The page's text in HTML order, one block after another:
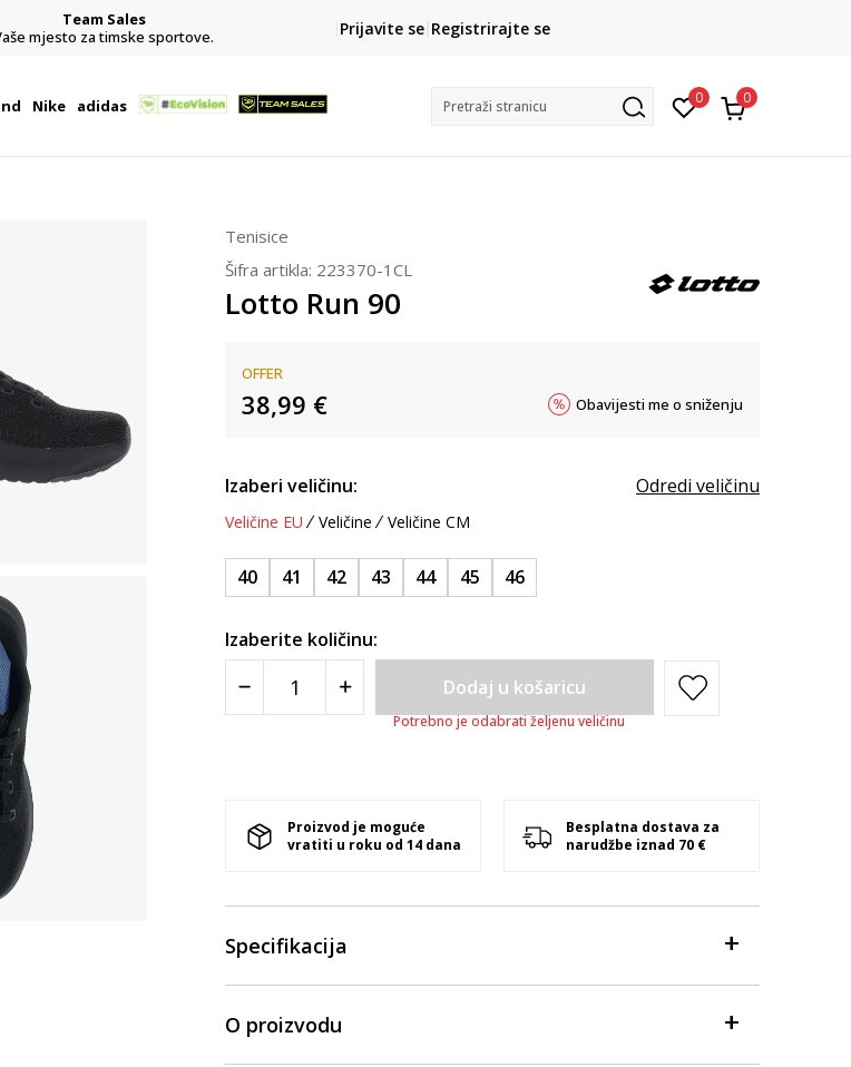
Team Sales
mjesto za timske sportove.
CLICK& COLLECT
besplatno preuzimanje u trgovini
Prijavite se Registrirajte se
Nike adidas Pretraži stranicu 0 0
Tenisice
Šifra artikla: 223370-1CL
Lotto Run 90
OFFER
38,99 € Obavijesti me o sniženju
Izaberi veličinu: Odredi veličinu
Veličine EU Veličine Veličine CM
40 41 42 43 44 45 46
Izaberite količinu:
Dodaj u košaricu
Potrebno je odabrati željenu veličinu
Proizvod je moguće
vratiti u roku od 14 dana
Besplatna dostava za
narudžbe iznad 70 €
Specifikacija
O proizvodu